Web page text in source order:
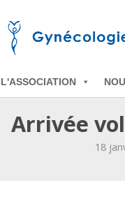
L'ASSOCIATION
Arrivée
18